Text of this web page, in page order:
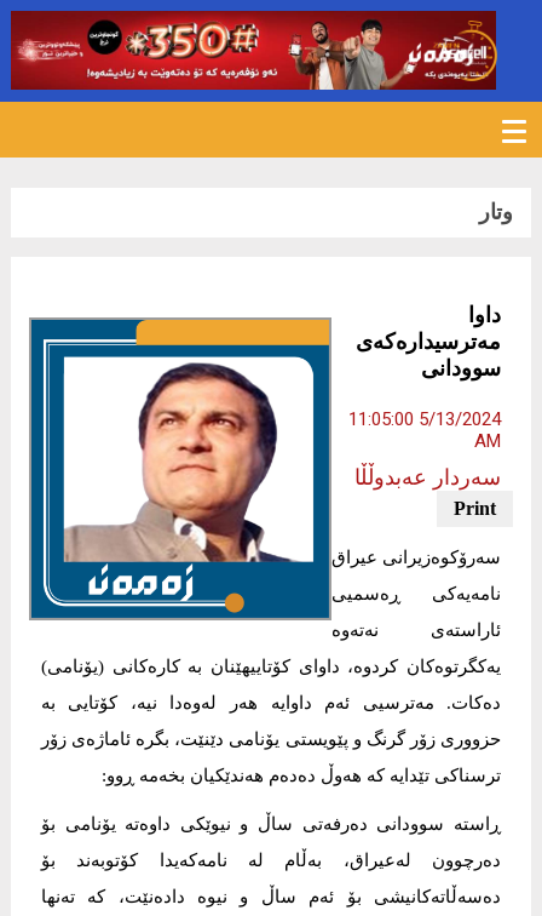
وتار
داوا
مەترسیدارەکەی
سوودانی
5/13/2024 11:05:00
AM
سه‌ردار عه‌بدوڵڵا
سەرۆکوەزیرانی عیراق
نامەیەکی ڕەسمیی
ئاراستەی نەتەوە
یەکگرتوەکان کردوە، داوای کۆتاییهێنان بە کارەکانی (یۆنامی)
دەکات. مەترسیی ئەم داوایە هەر لەوەدا نیە، کۆتایی بە
حزووری زۆر گرنگ و پێویستی یۆنامی دێنێت، بگرە ئاماژەی زۆر
ترسناکی تێدایە کە هەوڵ دەدەم هەندێکیان بخەمە ڕوو:
ڕاستە سوودانی دەرفەتی ساڵ و نیوێکی داوەتە یۆنامی بۆ
دەرچوون لەعیراق، بەڵام لە نامەکەیدا کۆتوبەند بۆ
دەسەڵاتەکانیشی بۆ ئەم ساڵ و نیوە دادەنێت، کە تەنها